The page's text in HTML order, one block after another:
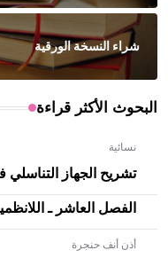
شراء النسخة الورقية
البحوث الأكثر قراءة
نسائية
تشريح الجهاز التناسلي
الفصل العاشر ـ
أذن أنف حنجرة